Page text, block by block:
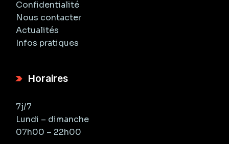
Confidentialité
Nous contacter
Actualités
Infos pratiques
Horaires
7j/7
Lundi – dimanche
07h00 – 22h00